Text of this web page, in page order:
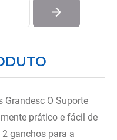
Grandesc O Suporte
prático e fácil de
ganchos para a